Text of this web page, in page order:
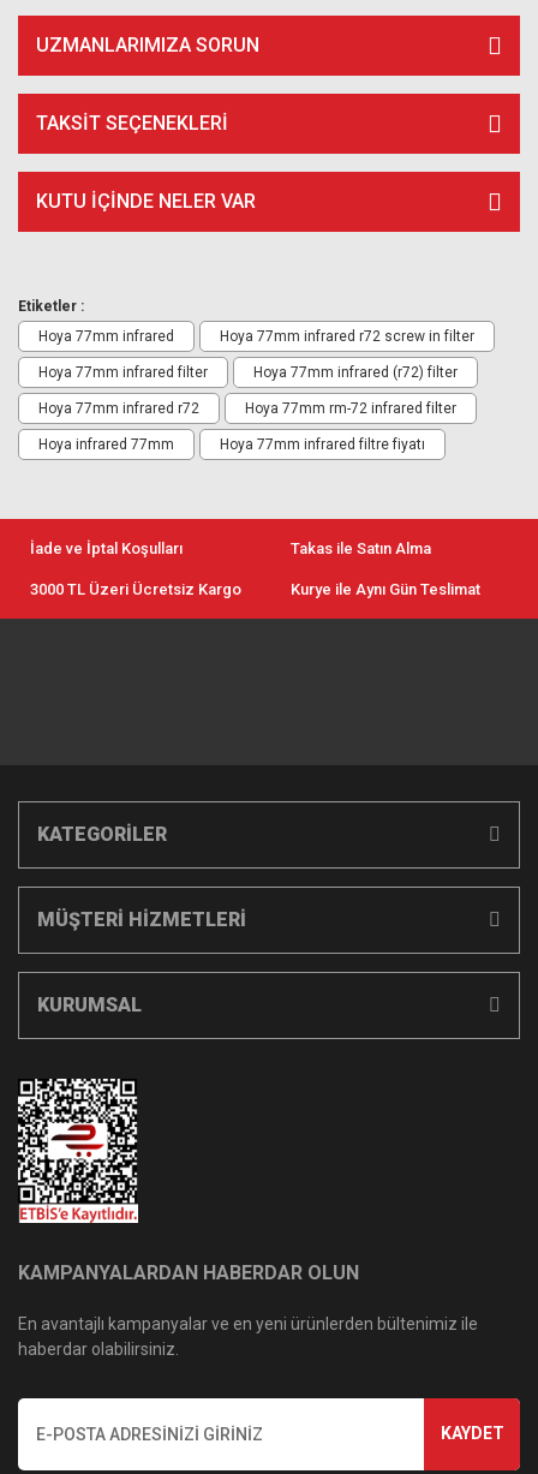
UZMANLARIMIZA SORUN
TAKSIT SEÇENEKLERI
KUTU İÇİNDE NELER VAR
Etiketler :
Hoya 77mm infrared
Hoya 77mm infrared r72 screw in filter
Hoya 77mm infrared filter Hoya 77mm infrared (r72) filter
Hoya 77mm infrared r72 Hoya 77mm rm-72 infrared filter
Hoya infrared 77mm Hoya 77mm infrared filtre fiyatı
İade ve İptal Koşulları Takas ile Satın Alma
3000 TL Üzeri Ücretsiz Kargo Kurye ile Aynı Gün Teslimat
KATEGORİLER
MÜŞTERİ HİZMETLERİ
KURUMSAL
KAMPANYALARDAN HABERDAR OLUN
En avantajlı kampanyalar ve en yeni ürünlerden bültenimiz ile
haberdar olabilirsiniz.
KAYDET